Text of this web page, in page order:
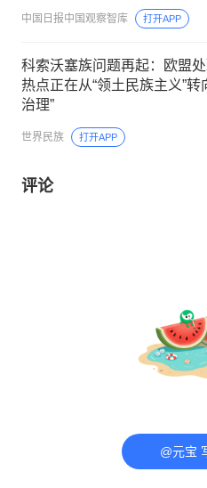
中国日报中国观察智库 打开APP
科索沃塞族问题再起：欧盟
热点正在从“领土民族主义”转
治理”
世界民族 打开APP
评论
@元宝